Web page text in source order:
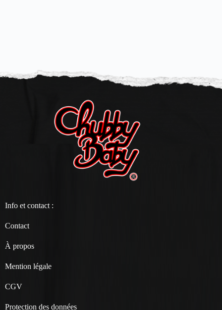
Info et contact :
Contact
À propos
Mention légale
CGV
Protection des données